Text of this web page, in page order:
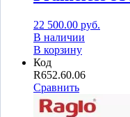
22 500.00 руб.
В наличии
В корзину
Код
R652.60.06
Сравнить